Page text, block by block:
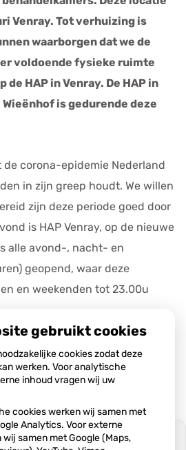
Venray. Tot verhuizing is
waarborgen dat we de
voldoende fysieke ruimte
HAP in Venray. De HAP in
is gedurende deze
corona-epidemie Nederland
in zijn greep houdt. We willen
zijn deze periode goed door
is HAP Venray, op de nieuwe
alle avond-, nacht- en
geopend, waar deze
en weekenden tot 23.00u
gebruikt cookies
cookies zodat deze
werken. Voor analytische
inhoud vragen wij uw
cookies werken wij samen met
Analytics. Voor externe
samen met Google (Maps,